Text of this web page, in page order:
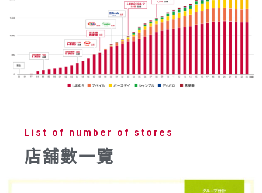
List of number of stores
店舖數一覽